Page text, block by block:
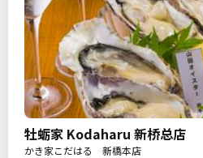
牡蛎家 Kodaharu 新桥总店
かき家こだはる 新橋本店